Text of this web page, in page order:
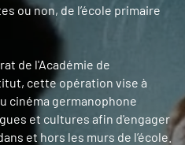
ou non, de l’école primaire
de l'Académie de
cette opération vise à
cinéma germanophone
et cultures afin d'engager
et hors les murs de l’école.